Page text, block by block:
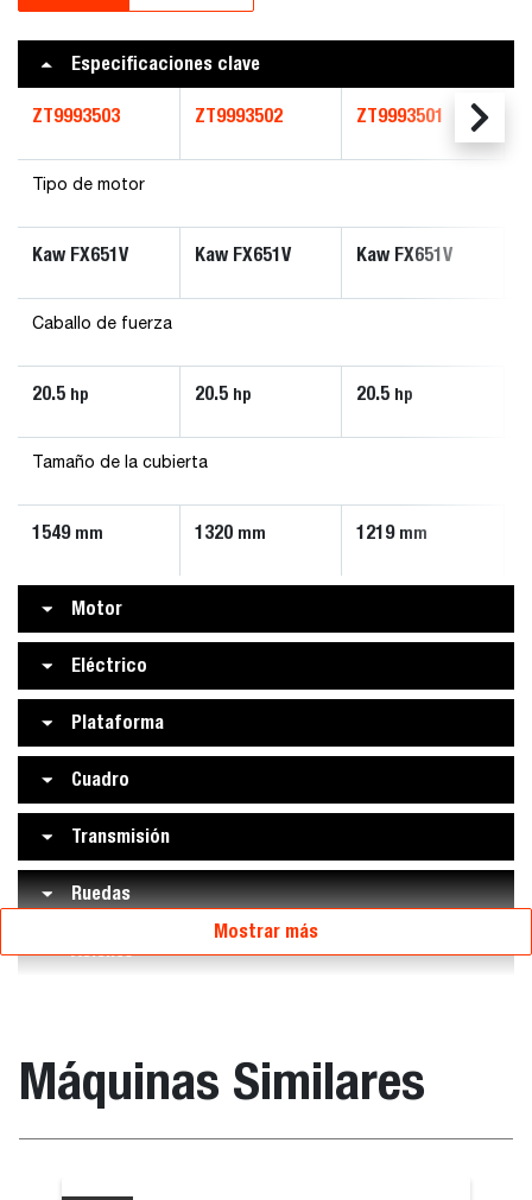
Especificaciones clave
ZT9993503 ZT9993502 ZT9993501
Tipo de motor
Kaw FX651V Kaw FX651V Kaw FX651V
Caballo de fuerza
20.5 hp 20.5 hp 20.5 hp
Tamaño de la cubierta
1549 mm 1320 mm 1219 mm
Motor
Eléctrico
Plataforma
Cuadro
Transmisión
Ruedas
Asiento
Mostrar más
Máquinas Similares